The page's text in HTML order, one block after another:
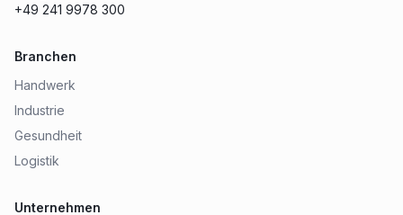
+49 241 9978 300
Branchen
Handwerk
Industrie
Gesundheit
Logistik
Unternehmen